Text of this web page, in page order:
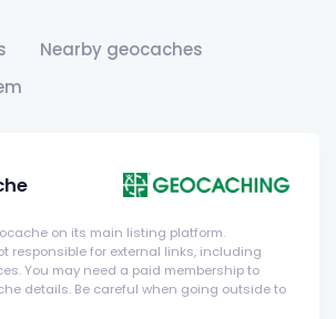
Nearby geocaches
on its main listing platform.
responsible for external links, including
You may need a paid membership to
details. Be careful when going outside to